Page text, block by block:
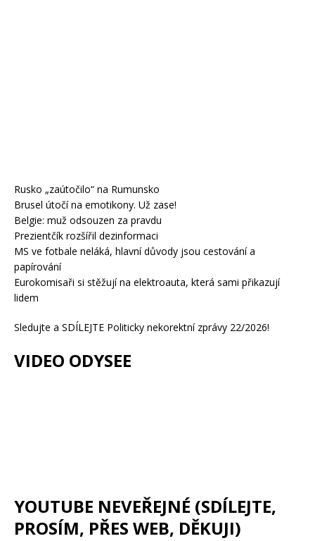
Rusko „zaútočilo“ na Rumunsko
Brusel útočí na emotikony. Už zase!
Belgie: muž odsouzen za pravdu
Prezientčík rozšířil dezinformaci
MS ve fotbale neláká, hlavní důvody jsou cestování a
papírování
Eurokomisaři si stěžují na elektroauta, která sami přikazují
lidem
Sledujte a SDÍLEJTE Politicky nekorektní zprávy 22/2026!
VIDEO ODYSEE
YOUTUBE NEVEŘEJNÉ (SDÍLEJTE,
PROSÍM, PŘES WEB, DĚKUJI)